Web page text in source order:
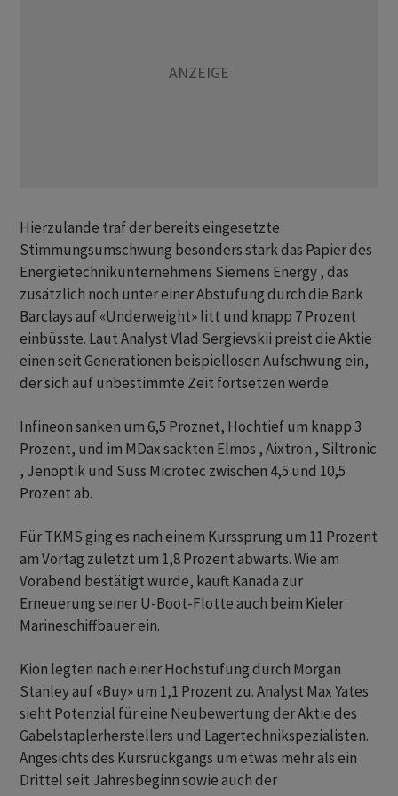
Hierzulande traf der bereits eingesetzte
Stimmungsumschwung besonders stark das Papier des
Energietechnikunternehmens Siemens Energy , das
zusätzlich noch unter einer Abstufung durch die Bank
Barclays auf «Underweight» litt und knapp 7 Prozent
einbüsste. Laut Analyst Vlad Sergievskii preist die Aktie
einen seit Generationen beispiellosen Aufschwung ein,
der sich auf unbestimmte Zeit fortsetzen werde.
Infineon sanken um 6,5 Proznet, Hochtief um knapp 3
Prozent, und im MDax sackten Elmos , Aixtron , Siltronic
, Jenoptik und Suss Microtec zwischen 4,5 und 10,5
Prozent ab.
Für TKMS ging es nach einem Kurssprung um 11 Prozent
am Vortag zuletzt um 1,8 Prozent abwärts. Wie am
Vorabend bestätigt wurde, kauft Kanada zur
Erneuerung seiner U-Boot-Flotte auch beim Kieler
Marineschiffbauer ein.
Kion legten nach einer Hochstufung durch Morgan
Stanley auf «Buy» um 1,1 Prozent zu. Analyst Max Yates
sieht Potenzial für eine Neubewertung der Aktie des
Gabelstaplerherstellers und Lagertechnikspezialisten.
Angesichts des Kursrückgangs um etwas mehr als ein
Drittel seit Jahresbeginn sowie auch der